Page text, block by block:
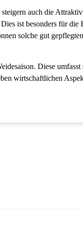
auch die
ist besonders für die
solche gut
Diese
wirtschaftlichen